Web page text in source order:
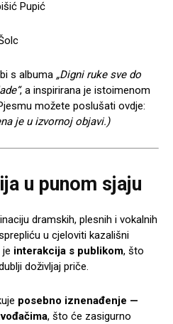
Pupić
s albuma „Digni ruke sve do
, a inspirirana je istoimenom
možete poslušati ovdje:
je u izvornoj objavi.)
u punom sjaju
dramskih, plesnih i vokalnih
u cjeloviti kazališni
interakcija s publikom, što
doživljaj priče.
posebno iznenađenje —
, što će zasigurno